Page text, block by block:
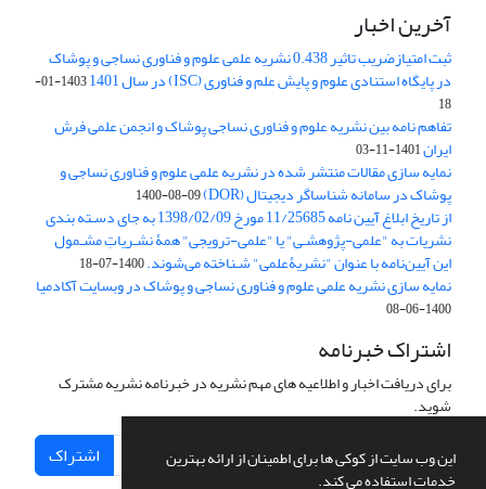
این وب سایت از کوکی ها برای اطمینان از ارائه بهترین
خدمات استفاده می کند.
آخرین اخبار
ثبت امتیازضریب تاثیر 0.438 نشریه علمی علوم و فناوری نساجی و پوشاک
در پایگاه استنادی علوم و پایش علم و فناوری (ISC) در سال 1401
1403-01-
18
تفاهم نامه بین نشریه علوم و فناوری نساجی پوشاک و انجمن علمی فرش
ایران1401-11-03
نمایه سازی مقالات منتشر شده در نشریه علمی علوم و فناوری نساجی و
پوشاک در سامانه شناساگر دیجیتال (DOR) 1400-08-09
از تاریخ ابلاغ آیین نامه 11/25685 مورخ 1398/02/09 به جای دسـته بندی
نشریات به "علمی-پژوهشـی" یا "علمی-ترویجی" همۀ نشـریاتِ مشـمول
این آیین‌نامه با عنوان "نشریۀعلمی" شـناخته می‌شوند.1400-07-18
نمایه سازی نشریه علمی علوم و فناوری نساجی و پوشاک در وبسایت آکادمیا
1400-06-08
اشتراک خبرنامه
برای دریافت اخبار و اطلاعیه های مهم نشریه در خبرنامه نشریه مشترک
شوید.
اشتراک